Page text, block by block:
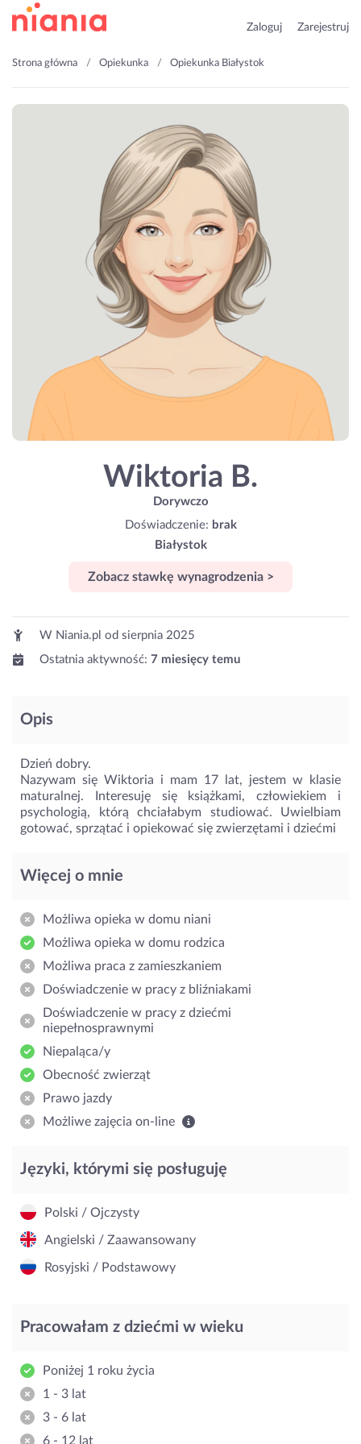
Zaloguj Zarejestruj
Strona główna Opiekunka Opiekunka Białystok
Wiktoria B.
Dorywczo
Doświadczenie: brak
Białystok
Zobacz stawkę wynagrodzenia >
W Niania.pl od sierpnia 2025
Ostatnia aktywność: 7 miesięcy temu
Opis
Dzień dobry.
Nazywam się Wiktoria i mam 17 lat, jestem w klasie
maturalnej. Interesuję się książkami, człowiekiem i
psychologią, którą chciałabym studiować. Uwielbiam
gotować, sprzątać i opiekować się zwierzętami i dziećmi
Więcej o mnie
Możliwa opieka w domu niani
Możliwa opieka w domu rodzica
Możliwa praca z zamieszkaniem
Doświadczenie w pracy z bliźniakami
Doświadczenie w pracy z dziećmi
niepełnosprawnymi
Niepaląca/y
Obecność zwierząt
Prawo jazdy
Możliwe zajęcia on-line
Języki, którymi się posługuję
Polski / Ojczysty
Angielski / Zaawansowany
Rosyjski / Podstawowy
Pracowałam z dziećmi w wieku
Poniżej 1 roku życia
1 - 3 lat
3 - 6 lat
6 - 12 lat